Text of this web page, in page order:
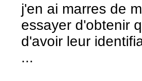
j'en ai marres de
essayer d'obtenir
d'avoir leur
...